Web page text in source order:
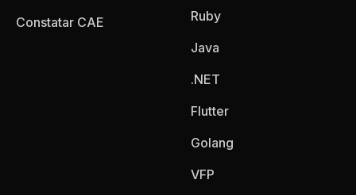
Constatar CAE
Ruby
Java
.NET
Flutter
Golang
VFP